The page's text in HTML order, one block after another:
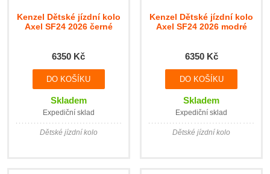
Kenzel Dětské jízdní kolo
Axel SF24 2026 černé
6350 Kč
Skladem
Expediční sklad
Dětské jízdní kolo
Kenzel Dětské jízdní kolo
Axel SF24 2026 modré
6350 Kč
Skladem
Expediční sklad
Dětské jízdní kolo